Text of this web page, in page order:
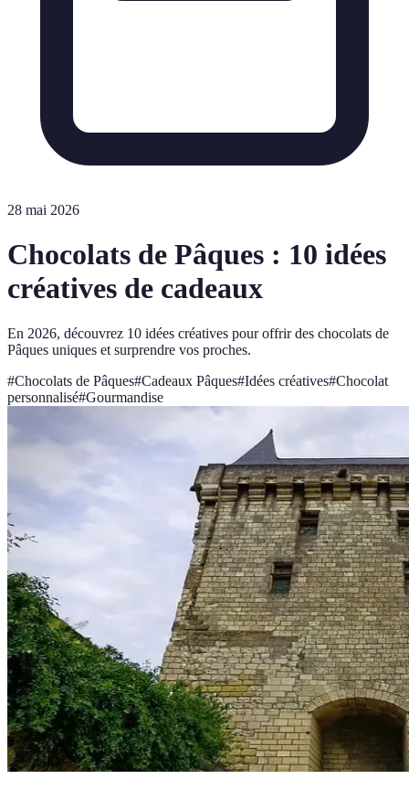
28 mai 2026
Chocolats de Pâques : 10 idées
créatives de cadeaux
En 2026, découvrez 10 idées créatives pour offrir des chocolats de
Pâques uniques et surprendre vos proches.
#Chocolats de Pâques#Cadeaux Pâques#Idées créatives#Chocolat
personnalisé#Gourmandise